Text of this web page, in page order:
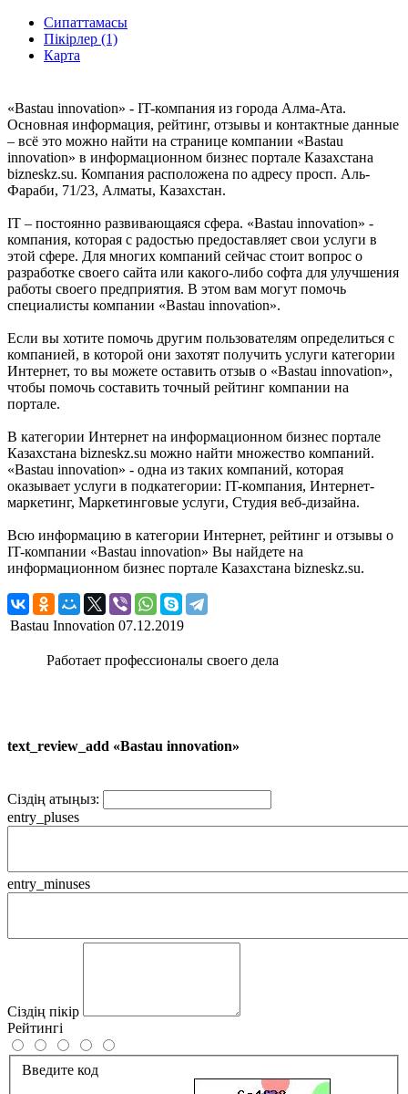
Сипаттамасы
Пікірлер (1)
Карта
«Bastau innovation» - IT-компания из города Алма-Ата.
Основная информация, рейтинг, отзывы и контактные данные
– всё это можно найти на странице компании «Bastau
innovation» в информационном бизнес портале Казахстана
bizneskz.su. Компания расположена по адресу просп. Аль-
Фараби, 71/23, Алматы, Казахстан.
IT – постоянно развивающаяся сфера. «Bastau innovation» -
компания, которая с радостью предоставляет свои услуги в
этой сфере. Для многих компаний сейчас стоит вопрос о
разработке своего сайта или какого-либо софта для улучшения
работы своего предприятия. В этом вам могут помочь
специалисты компании «Bastau innovation».
Если вы хотите помочь другим пользователям определиться с
компанией, в которой они захотят получить услуги категории
Интернет, то вы можете оставить отзыв о «Bastau innovation»,
чтобы помочь составить точный рейтинг компании на
портале.
В категории Интернет на информационном бизнес портале
Казахстана bizneskz.su можно найти множество компаний.
«Bastau innovation» - одна из таких компаний, которая
оказывает услуги в подкатегории: IT-компания, Интернет-
маркетинг, Маркетинговые услуги, Студия веб-дизайна.
Всю информацию в категории Интернет, рейтинг и отзывы о
IT-компании «Bastau innovation» Вы найдете на
информационном бизнес портале Казахстана bizneskz.su.
Bastau Innovation 07.12.2019
Работает профессионалы своего дела
text_review_add «Bastau innovation»
Сіздің атыңыз:
entry_pluses
entry_minuses
Сіздің пікір
Рейтингі
Введите код